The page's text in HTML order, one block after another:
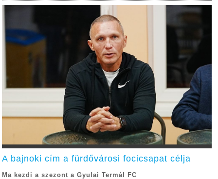
A bajnoki cím a fürdővárosi focicsapat célja
Ma kezdi a szezont a Gyulai Termál FC